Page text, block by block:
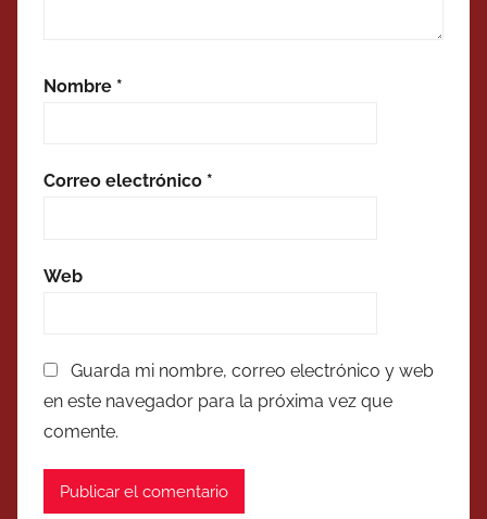
Nombre *
Correo electrónico *
Web
Guarda mi nombre, correo electrónico y web
en este navegador para la próxima vez que
comente.